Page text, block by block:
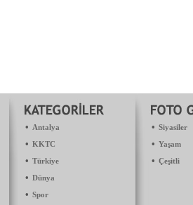
• Antalya
• KKTC
• Türkiye
• Dünya
• Spor
• Siyasiler
• Yaşam
• Çeşitli